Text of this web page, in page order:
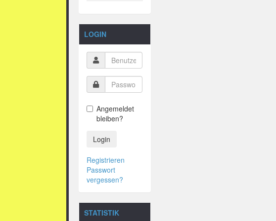
LOGIN
Angemeldet
bleiben?
Login
Registrieren
Passwort
vergessen?
STATISTIK